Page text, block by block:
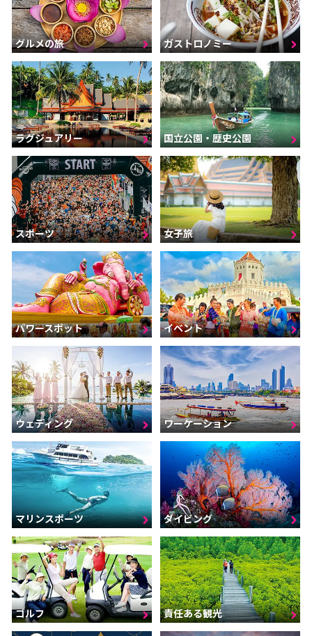
グルメの旅 ガストロノミー
ラグジュアリー 国立公園・歴史公園
スポーツ 女子旅
パワースポット イベント
ウェディング ワーケーション
マリンスポーツ ダイビング
ゴルフ 責任ある観光